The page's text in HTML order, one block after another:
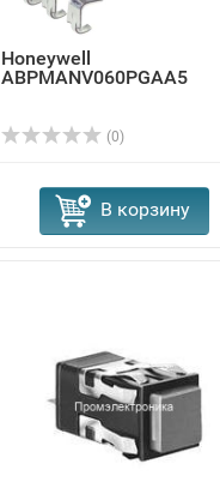
Honeywell
ABPMANV060PGAA5
(0)
В корзину